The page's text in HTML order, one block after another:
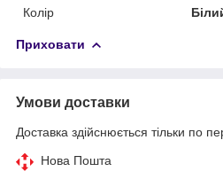
Колір
Приховати
Умови доставки
Доставка здійснюється тільки по
Нова Пошта